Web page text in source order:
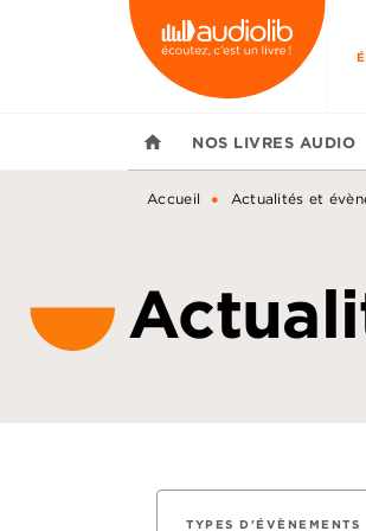
MENU RECHERCHE
home NOS LIVRES AUDIO
Accueil • Actualités et
TYPES D'ÉVÈNEMENTS